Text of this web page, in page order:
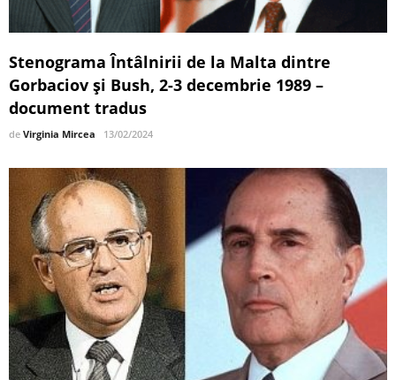
Stenograma Întâlnirii de la Malta dintre
Gorbaciov și Bush, 2-3 decembrie 1989 –
document tradus
de Virginia Mircea 13/02/2024